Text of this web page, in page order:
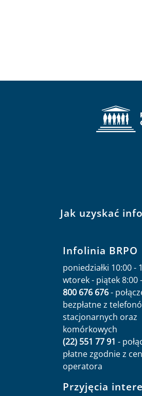
Jak uzyskać
Infolinia BRPO
poniedziałki 10:00 -
wtorek - piątek 8:00
800 676 676-
bezpłatne z
stacjonarnych oraz
komórkowych
(22) 551 77 91 -
płatne zgodnie z
operatora
Przyjęcia